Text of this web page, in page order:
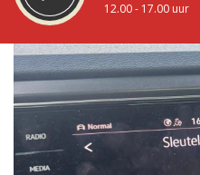
12.00 - 17.00 uur
STRAKS:
Sleutelstad 30
17.00 - 19.00 uur
Vorig uur
uur